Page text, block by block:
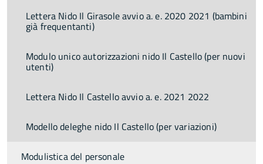
Lettera Nido Il Girasole avvio a. e. 2020 2021 (bambini
già frequentanti)
Modulo unico autorizzazioni nido Il Castello (per nuovi
utenti)
Lettera Nido Il Castello avvio a. e. 2021 2022
Modello deleghe nido Il Castello (per variazioni)
Modulistica del personale